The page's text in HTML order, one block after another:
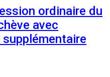
ordinaire du
avec
supplémentaire